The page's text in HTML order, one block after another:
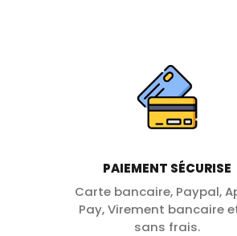
PAIEMENT SÉCURISE
Carte bancaire, Paypal,
Pay, Virement bancaire
sans frais.